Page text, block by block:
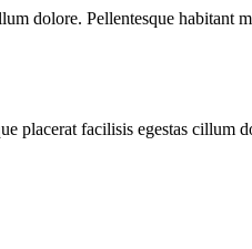
dolore. Pellentesque habitant
placerat facilisis egestas cillum